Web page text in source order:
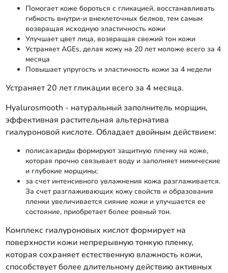
Помогает коже бороться с гликацией, восстанавливать
гибкость внутри-и внеклеточных белков, тем самым
возвращая исходную эластичность кожи
Улучшает цвет лица, возвращая свежий тон кожи
Устраняет AGEs, делая кожу на 20 лет моложе всего за 4
месяца
Повышает упругость и эластичность кожи за 4 недели
Устраняет 20 лет гликации всего за 4 месяца.
Hyalurosmooth - натуральный заполнитель морщин,
эффективная растительная альтернатива
гиалуроновой кислоте. Обладает двойным действием:
полисахариды формируют защитную пленку на коже,
которая прочно связывает воду и заполняет мимические
и глубокие морщины;
за счет интенсивного увлажнения кожа разглаживается.
За счет разглаживающих кожу свойств и образования
пленки увеличивается сияние кожи и улучшается ее
состояние, приобретает более ровный тон.
Комплекс гиалуроновых кислот формирует на
поверхности кожи непрерывную тонкую пленку,
которая сохраняет естественную влажность кожи,
способствует более длительному действию активных